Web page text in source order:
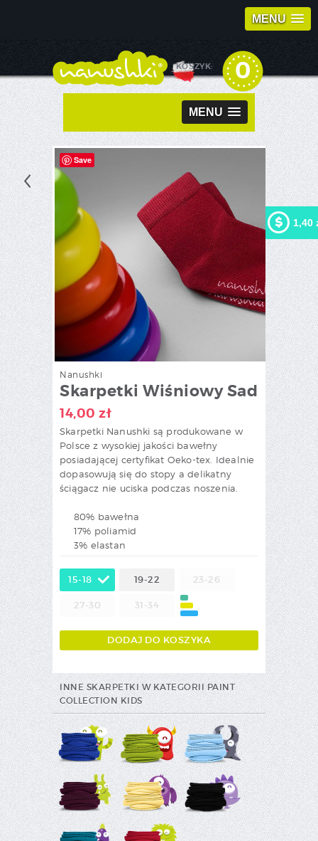
MENU
KOSZYK: 0
MENU
Save
Nanushki
Skarpetki Wiśniowy Sad
14,00 zł
Skarpetki Nanushki są produkowane w
Polsce z wysokiej jakości bawełny
posiadającej certyfikat Oeko-tex. Idealnie
dopasowują się do stopy a delikatny
ściągacz nie uciska podczas noszenia.
80% bawełna
17% poliamid
3% elastan
15-18 19-22 23-26
27-30 31-34
1,40
Kupując ten produkt możesz
otrzymać 1,40 złw naszym
programie lojalnościowym.
Twój koszyk wyniesie1,40
, które będzie można
zamienić na kupon
rabatowy.
INNE SKARPETKI W KATEGORII PAINT
COLLECTION KIDS